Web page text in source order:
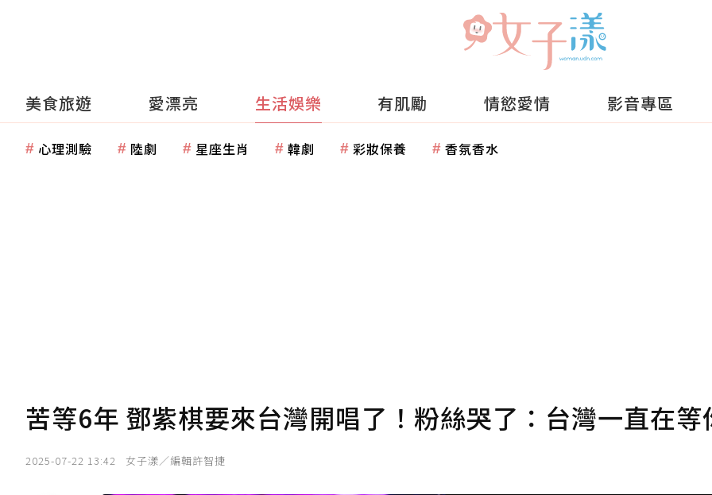
美食旅遊 愛漂亮 生活娛樂 有肌勵 情慾愛情 影音專區
心理測驗 陸劇 星座生肖 韓劇 彩妝保養 香氛香水
苦等6年 鄧紫棋要來台灣開唱了！粉絲哭了：台灣一直在等
2025-07-22 13:42 女子漾／編輯許智捷